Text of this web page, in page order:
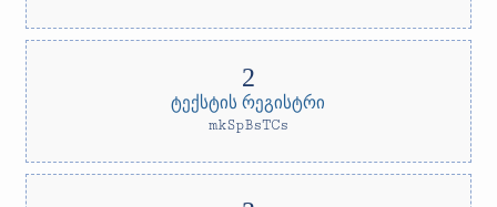
ტექსტის რეგისტრი
mkSpBsTCs